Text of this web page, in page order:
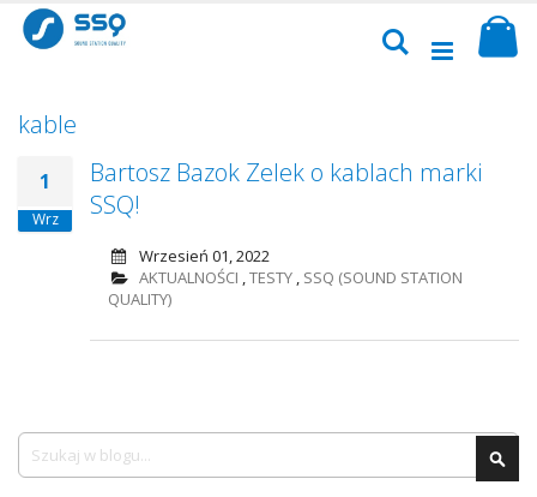
Przejdź
do
treści
Szukaj
kable
1
Wrz
Bartosz Bazok Zelek o kablach marki
SSQ!
Wrzesień 01, 2022
AKTUALNOŚCI ,TESTY , SSQ (SOUND STATION
QUALITY)
Szukaj